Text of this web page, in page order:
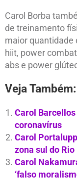
Carol Borba
de treinamento
maior quantidade
hiit, power
abs e power
Veja Também:
Carol
coronavírus
Carol
zona sul do Rio
Carol
‘falso